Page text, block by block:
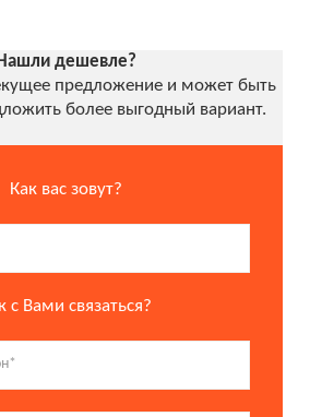
Нашли дешевле?
предложение и может быть
более выгодный вариант.
Как вас зовут?
с Вами связаться?